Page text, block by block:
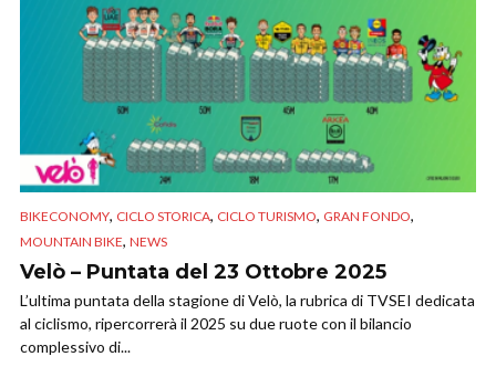
BIKECONOMY, CICLO STORICA, CICLO TURISMO, GRAN FONDO,
MOUNTAIN BIKE, NEWS
Velò – Puntata del 23 Ottobre 2025
L’ultima puntata della stagione di Velò, la rubrica di TVSEI dedicata
al ciclismo, ripercorrerà il 2025 su due ruote con il bilancio
complessivo di...